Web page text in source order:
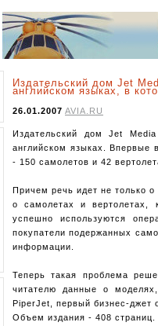
Издательский дом Jet
английском языках, в
26.01.2007 AVIA.RU
Издательский дом Jet
английском языках. Впервые
- 150 самолетов и 42
Причем речь идет не только
о самолетах и вертолетах,
успешно используются
покупатели подержанных
информации.
Теперь такая проблема
читателю данные о
PiperJet, первый бизнес-джет
Объем издания - 408 страниц.